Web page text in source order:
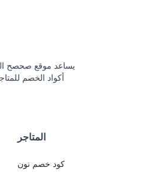
يساعد موقع صحصح
أكواد الخصم
المتاجر
كود خصم نون